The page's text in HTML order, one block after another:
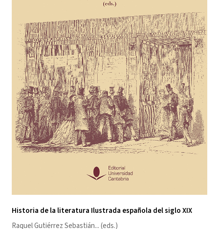
Historia de la literatura Ilustrada española del siglo XIX
Raquel Gutiérrez Sebastián... (eds.)